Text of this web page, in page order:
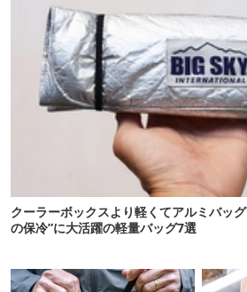
クーラーボックスより軽くてアルミバッ
の保冷”に大活躍の軽量バッグ7選